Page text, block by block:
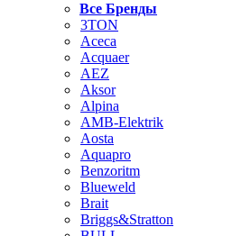
Все Бренды
3TON
Aceca
Acquaer
AEZ
Aksor
Alpina
AMB-Elektrik
Aosta
Aquapro
Benzoritm
Blueweld
Brait
Briggs&Stratton